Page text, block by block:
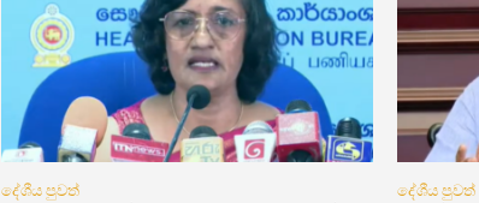
දේශීය පුවත් දේශීය පුවත්